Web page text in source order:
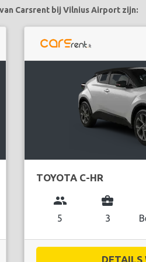
Carsrent bij Vilnius Airport zijn:
TOYOTA C-HR
group
5
business_center
3
DETAILS